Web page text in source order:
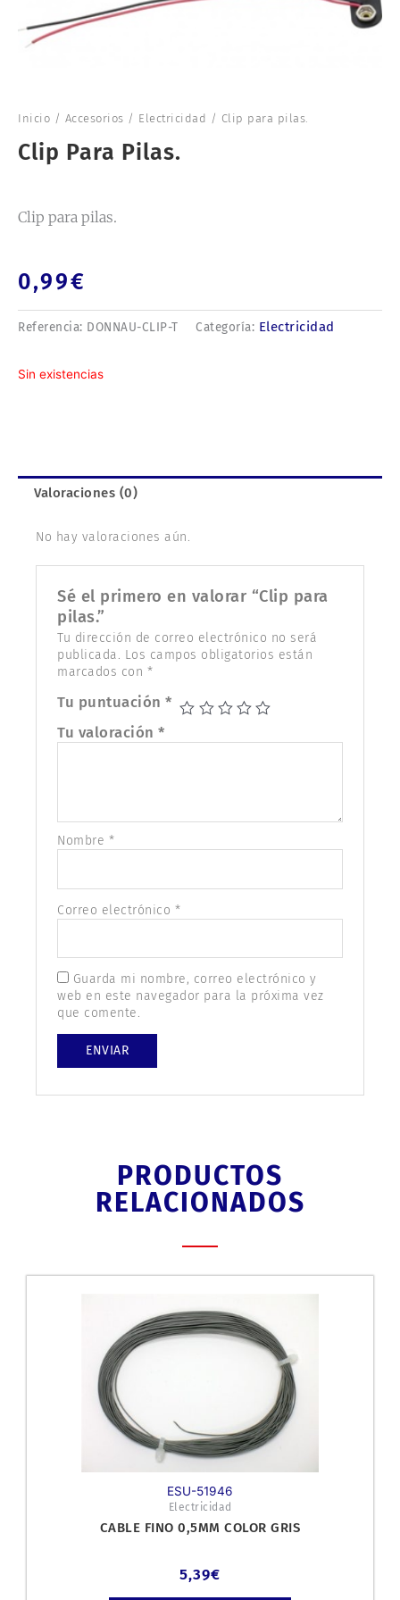
Inicio / Accesorios / Electricidad / Clip para pilas.
Clip Para Pilas.
Clip para pilas.
0,99€
Referencia: DONNAU-CLIP-T Categoría: Electricidad
Sin existencias
Valoraciones (0)
No hay valoraciones aún.
Sé el primero en valorar “Clip para
pilas.”
Tu dirección de correo electrónico no será
publicada. Los campos obligatorios están
marcados con *
Tu puntuación*
Tu valoración*
Nombre *
Correo electrónico *
Guarda mi nombre, correo electrónico y
web en este navegador para la próxima vez
que comente.
PRODUCTOS
RELACIONADOS
ESU-51946
Electricidad
CABLE FINO 0,5MM COLOR GRIS
5,39€